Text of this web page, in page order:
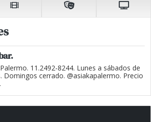
11.2492-8244. Lunes a sábados de
Domingos cerrado. @asiakapalermo. Precio